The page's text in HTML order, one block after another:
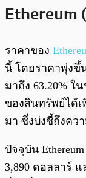
Ethereum
ราคาของ
นี้ โดยราคาพุ่งขึ้
มาถึง 63.20% ใ
ของสินทรัพย์ได้เ
มา ซึ่งบ่งชี้ถึงคว
ปัจจุบัน
3,890 ดอลลาร์